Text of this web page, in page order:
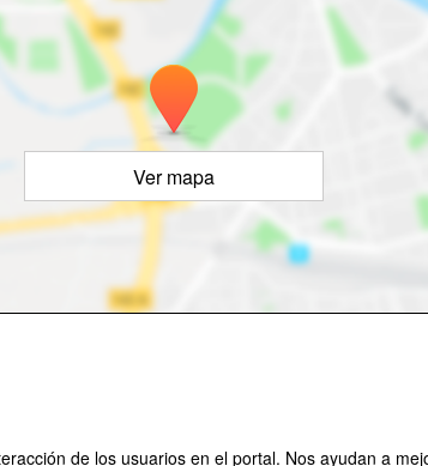
de los usuarios en el portal. Nos ayudan a
Ver mapa